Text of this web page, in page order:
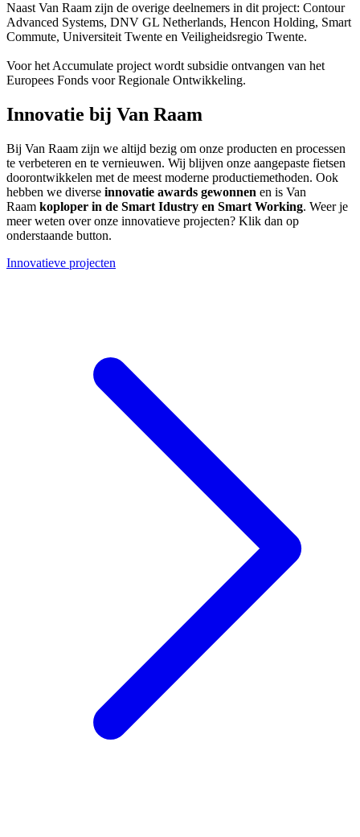
Naast Van Raam zijn de overige deelnemers in dit project: Contour
Advanced Systems, DNV GL Netherlands, Hencon Holding, Smart
Commute, Universiteit Twente en Veiligheidsregio Twente.
Voor het Accumulate project wordt subsidie ontvangen van het
Europees Fonds voor Regionale Ontwikkeling.
Innovatie bij Van Raam
Bij Van Raam zijn we altijd bezig om onze producten en processen
te verbeteren en te vernieuwen. Wij blijven onze aangepaste fietsen
doorontwikkelen met de meest moderne productiemethoden. Ook
hebben we diverse innovatie awards gewonnen en is Van
Raam koploper in de Smart Idustry en Smart Working. Weer je
meer weten over onze innovatieve projecten? Klik dan op
onderstaande button.
Innovatieve projecten